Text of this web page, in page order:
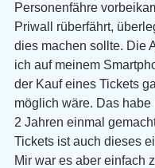
Personenfähre
Priwall rüberfährt,
dies machen sollte. Die
ich auf meinem
der Kauf eines Tickets
möglich wäre. Das habe
2 Jahren einmal
Tickets ist auch dieses
Mir war es aber einfach